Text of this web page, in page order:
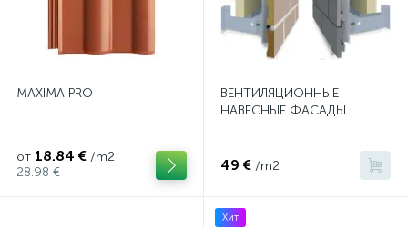
MAXIMA PRO
от 18.84 € /m2
28.98 €
ВЕНТИЛЯЦИОННЫЕ
НАВЕСНЫЕ ФАСАДЫ
49 € /m2
Хит